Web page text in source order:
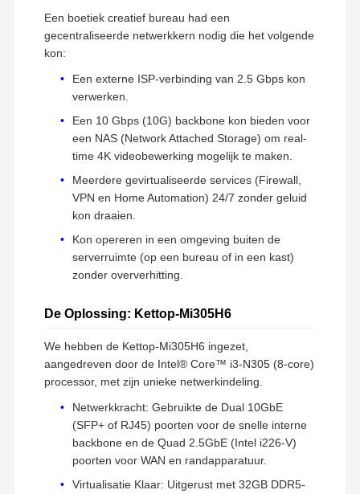
Een boetiek creatief bureau had een
gecentraliseerde netwerkkern nodig die het volgende
kon:
Een externe ISP-verbinding van 2.5 Gbps kon
verwerken.
Een 10 Gbps (10G) backbone kon bieden voor
een NAS (Network Attached Storage) om real-
time 4K videobewerking mogelijk te maken.
Meerdere gevirtualiseerde services (Firewall,
VPN en Home Automation) 24/7 zonder geluid
kon draaien.
Kon opereren in een omgeving buiten de
serverruimte (op een bureau of in een kast)
zonder oververhitting.
De Oplossing: Kettop-Mi305H6
We hebben de Kettop-Mi305H6 ingezet,
aangedreven door de Intel® Core™ i3-N305 (8-core)
processor, met zijn unieke netwerkindeling.
Netwerkkracht: Gebruikte de Dual 10GbE
(SFP+ of RJ45) poorten voor de snelle interne
backbone en de Quad 2.5GbE (Intel i226-V)
poorten voor WAN en randapparatuur.
Virtualisatie Klaar: Uitgerust met 32GB DDR5-